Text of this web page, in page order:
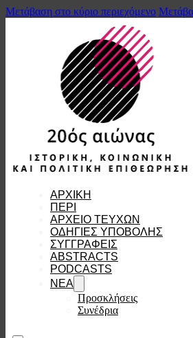
Μετάβαση στο κύριο περιεχόμενο
ΑΡΧΙΚΗ
ΠΕΡΙ
ΑΡΧΕΙΟ ΤΕΥΧΩΝ
ΟΔΗΓΙΕΣ ΥΠΟΒΟΛΗΣ
ΣΥΓΓΡΑΦΕΙΣ
ABSTRACTS
PODCASTS
ΝΕΑ
Προσκλήσεις
Συνέδρια